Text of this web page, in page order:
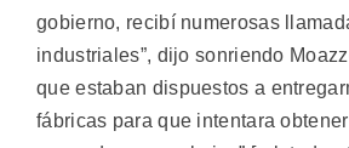
gobierno, recibí numerosas
industriales”, dijo sonriendo
que estaban dispuestos a
fábricas para que intentara